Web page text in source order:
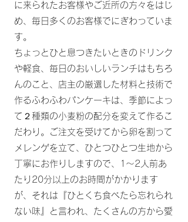
に来られたお客様やご近所の方々をはじ
め、毎日多くのお客様でにぎわっていま
す。
ちょっとひと息つきたいときのドリンク
や軽食、毎日のおいしいランチはもちろ
んのこと、 店主の厳選した材料と技術で
作るふわふわパンケーキは、季節によっ
て２種類の小麦粉の配分を変えて作るこ
だわり。ご注文を受けてから​卵を割って
メレンゲを立て、ひとつひとつ生地から
丁寧にお作りしますので、1～2人前あ
たり20分以上のお時間がかかります
が、それは『ひとくち食べたら忘れられ
ない味』と言われ、たくさんの方から愛